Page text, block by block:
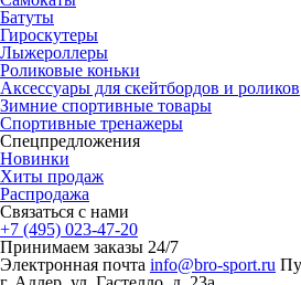
Батуты
Гироскутеры
Лыжероллеры
Роликовые коньки
Аксессуары для скейтбордов и роликов
Зимние спортивные товары
Спортивные тренажеры
Спецпредложения
Новинки
Хиты продаж
Распродажа
Связаться с нами
+7 (495) 023-47-20
Принимаем заказы 24/7
Электронная почта info@bro-sport.ru